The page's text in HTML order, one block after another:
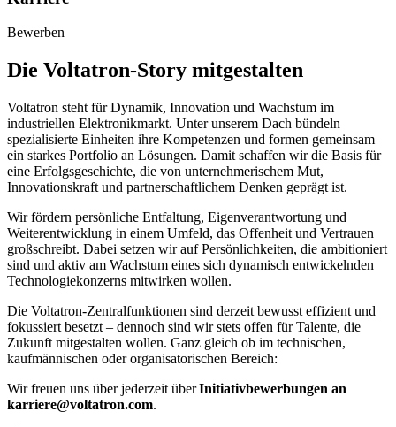
Bewerben
Die Voltatron-Story mitgestalten
Voltatron steht für Dynamik, Innovation und Wachstum im
industriellen Elektronikmarkt. Unter unserem Dach bündeln
spezialisierte Einheiten ihre Kompetenzen und formen gemeinsam
ein starkes Portfolio an Lösungen. Damit schaffen wir die Basis für
eine Erfolgsgeschichte, die von unternehmerischem Mut,
Innovationskraft und partnerschaftlichem Denken geprägt ist.
Wir fördern persönliche Entfaltung, Eigenverantwortung und
Weiterentwicklung in einem Umfeld, das Offenheit und Vertrauen
großschreibt. Dabei setzen wir auf Persönlichkeiten, die ambitioniert
sind und aktiv am Wachstum eines sich dynamisch entwickelnden
Technologiekonzerns mitwirken wollen.
Die Voltatron-Zentralfunktionen sind derzeit bewusst effizient und
fokussiert besetzt – dennoch sind wirstets offen für Talente, die
Zukunft mitgestalten wollen. Ganz gleich ob im technischen,
kaufmännischen oder organisatorischen Bereich:
Wir freuen uns überjederzeit überInitiativbewerbungen an
karriere@voltatron.com.